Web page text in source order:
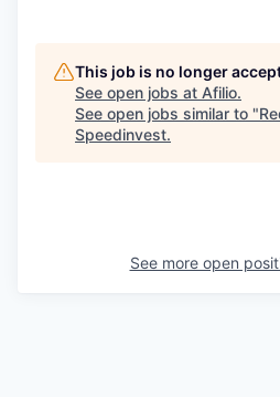
This job is no longer
See open jobs at Afilio.
See open jobs similar to "
Speedinvest.
See more open